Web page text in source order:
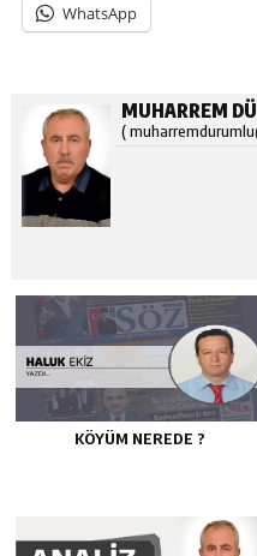
WhatsApp
MUHARREM
(
KÖYÜM NEREDE ?